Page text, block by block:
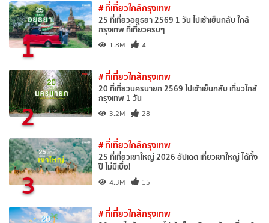
1
# ที่เที่ยวใกล้กรุงเทพ
25 ที่เที่ยวอยุธยา 2569 1 วัน ไปเช้าเย็นกลับ ใกล้
กรุงเทพ ที่เที่ยวครบๆ
1.8M 4
2
# ที่เที่ยวใกล้กรุงเทพ
20 ที่เที่ยวนครนายก 2569 ไปเช้าเย็นกลับ เที่ยวใกล้
กรุงเทพ 1 วัน
3.2M 28
3
# ที่เที่ยวใกล้กรุงเทพ
25 ที่เที่ยวเขาใหญ่ 2026 อัปเดต เที่ยวเขาใหญ่ ได้ทั้ง
ปี ไม่มีเบื่อ!
4.3M 15
# ที่เที่ยวใกล้กรุงเทพ